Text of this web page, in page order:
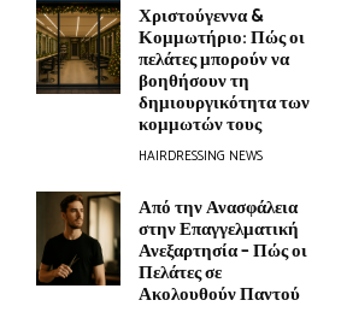
Χριστούγεννα &
Κομμωτήριο: Πώς οι
πελάτες μπορούν να
βοηθήσουν τη
δημιουργικότητα των
κομμωτών τους
HAIRDRESSING NEWS
Από την Ανασφάλεια
στην Επαγγελματική
Ανεξαρτησία – Πώς οι
Πελάτες σε
Ακολουθούν Παντού